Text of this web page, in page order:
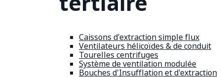
Caissons d'extraction simple flux
Ventilateurs hélicoïdes & de conduit
Tourelles centrifuges
Système de ventilation modulée
Bouches d'Insufflation et d'extraction